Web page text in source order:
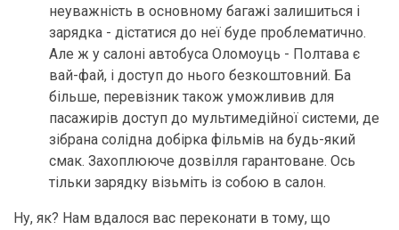
неуважність в основному багажі залишиться і
зарядка - дістатися до неї буде проблематично.
Але ж у салоні автобуса Оломоуць - Полтава є
вай-фай, і доступ до нього безкоштовний. Ба
більше, перевізник також уможливив для
пасажирів доступ до мультимедійної системи, де
зібрана солідна добірка фільмів на будь-який
смак. Захоплююче дозвілля гарантоване. Ось
тільки зарядку візьміть із собою в салон.
Ну, як? Нам вдалося вас переконати в тому, що